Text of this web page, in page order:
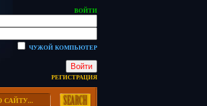
ВОЙТИ
ЧУЖОЙ КОМПЬЮТЕР
Войти
РЕГИСТРАЦИЯ